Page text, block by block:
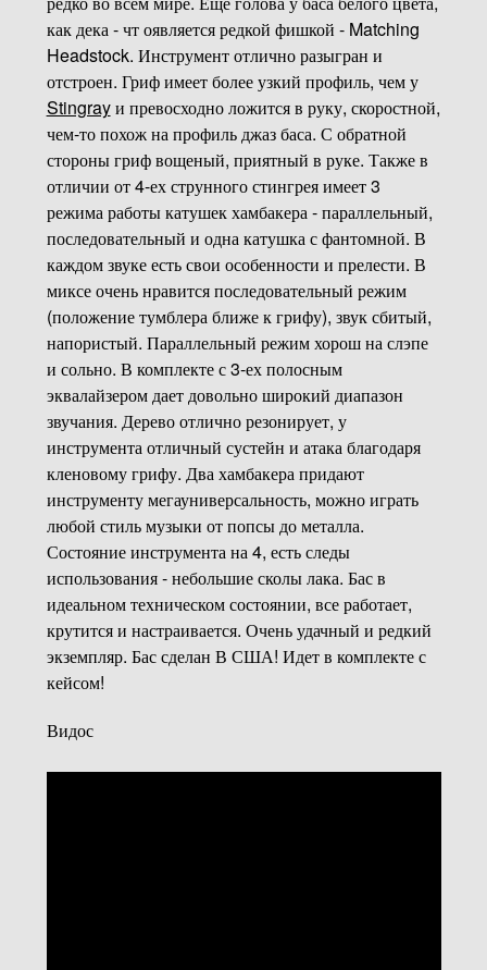
как дека - чт оявляется редкой фишкой - Matching
Headstock. Инструмент отлично разыгран и
отстроен. Гриф имеет более узкий профиль, чем у
Stingrayи превосходно ложится в руку, скоростной,
чем-то похож на профиль джаз баса. С обратной
стороны гриф вощеный, приятный в руке. Также в
отличии от 4-ех струнного стингрея имеет 3
режима работы катушек хамбакера - параллельный,
последовательный и одна катушка с фантомной. В
каждом звуке есть свои особенности и прелести. В
миксе очень нравится последовательный режим
(положение тумблера ближе к грифу), звук сбитый,
напористый. Параллельный режим хорош на слэпе
и сольно. В комплекте с 3-ех полосным
эквалайзером дает довольно широкий диапазон
звучания. Дерево отлично резонирует, у
инструмента отличный сустейн и атака благодаря
кленовому грифу. Два хамбакера придают
инструменту мегауниверсальность, можно играть
любой стиль музыки от попсы до металла.
Состояние инструмента на 4, есть следы
использования - небольшие сколы лака. Бас в
идеальном техническом состоянии, все работает,
крутится и настраивается. Очень удачный и редкий
экземпляр. Бас сделан В США! Идет в комплекте с
кейсом!
Видос